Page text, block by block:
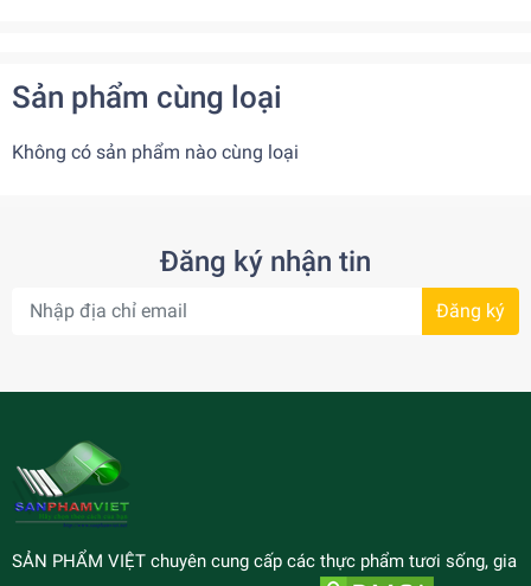
Sản phẩm cùng loại
Không có sản phẩm nào cùng loại
Đăng ký nhận tin
Đăng ký
SẢN PHẨM VIỆT chuyên cung cấp các thực phẩm tươi sống, gia